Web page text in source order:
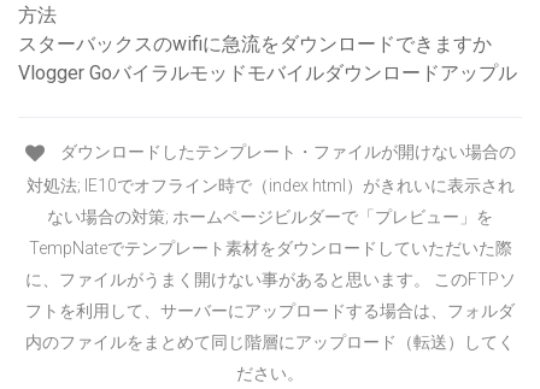
方法
スターバックスのwifiに急流をダウンロードできますか
Vlogger Goバイラルモッドモバイルダウンロードアップル
ダウンロードしたテンプレート・ファイルが開けない場合の
対処法; IE10でオフライン時で（index html）がきれいに表示され
ない場合の対策; ホームページビルダーで「プレビュー」を
TempNateでテンプレート素材をダウンロードしていただいた際
に、ファイルがうまく開けない事があると思います。 このFTPソ
フトを利用して、サーバーにアップロードする場合は、フォルダ
内のファイルをまとめて同じ階層にアップロード（転送）してく
ださい。